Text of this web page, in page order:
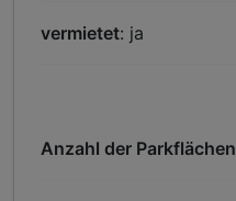
vermietet: ja
Anzahl der Parkflächen